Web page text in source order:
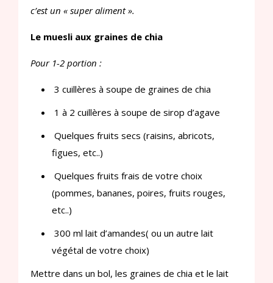
c’est un « super aliment ».
Le muesli aux graines de chia
Pour 1-2 portion :
3 cuillères à soupe de graines de chia
1 à 2 cuillères à soupe de sirop d’agave
Quelques fruits secs (raisins, abricots,
figues, etc..)
Quelques fruits frais de votre choix
(pommes, bananes, poires, fruits rouges,
etc..)
300 ml lait d’amandes( ou un autre lait
végétal de votre choix)
Mettre dans un bol, les graines de chia et le lait